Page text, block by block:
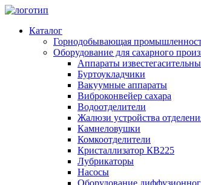
Каталог
Горнодобывающая
Оборудование для сахарного
Аппараты
Буртоукладчики
Вакуумные аппараты
Виброконвейер сахара
Водоотделители
Жалюзи устройства
Камнеловушки
Комкоотделители
Кристаллизатор КВ225
Лубрикаторы
Насосы
Оборудование